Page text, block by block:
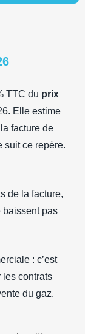
TTC du prix
Elle estime
facture de
suit ce repère.
de la facture,
baissent pas
: c’est
les contrats
du gaz.